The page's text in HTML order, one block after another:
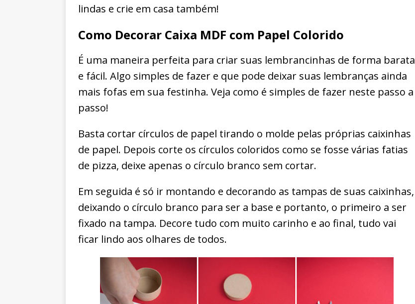
lindas e crie em casa também!
Como Decorar Caixa MDF com Papel Colorido
É uma maneira perfeita para criar suas lembrancinhas de forma barata
e fácil. Algo simples de fazer e que pode deixar suas lembranças ainda
mais fofas em sua festinha. Veja como é simples de fazer neste passo a
passo!
Basta cortar círculos de papel tirando o molde pelas próprias caixinhas
de papel. Depois corte os círculos coloridos como se fosse várias fatias
de pizza, deixe apenas o círculo branco sem cortar.
Em seguida é só ir montando e decorando as tampas de suas caixinhas,
deixando o círculo branco para ser a base e portanto, o primeiro a ser
fixado na tampa. Decore tudo com muito carinho e ao final, tudo vai
ficar lindo aos olhares de todos.